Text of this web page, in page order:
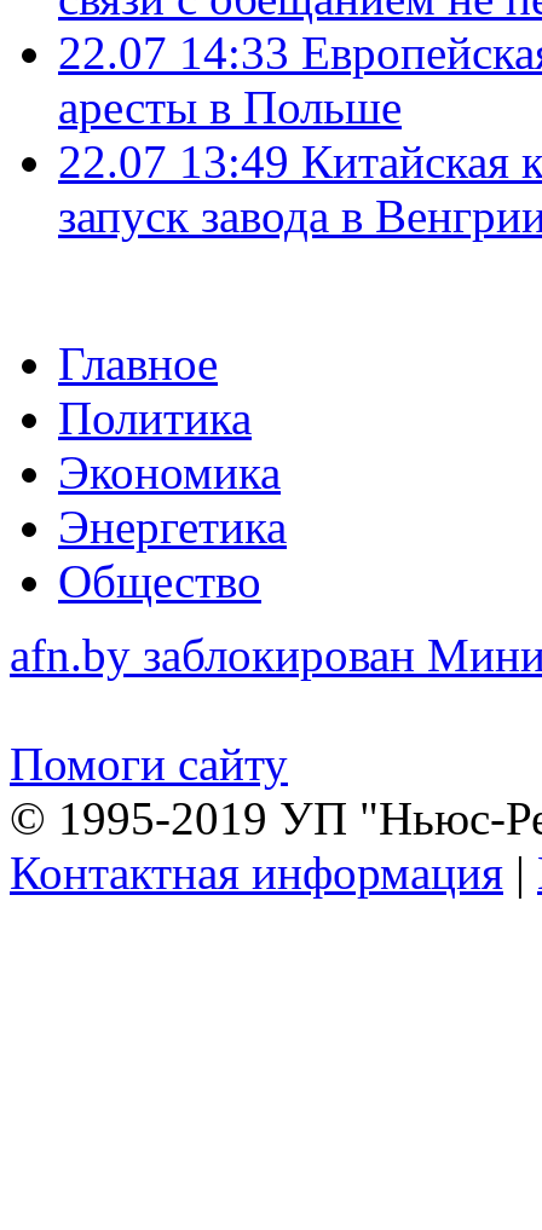
22.07 14:33
аресты в Польше
22.07 13:49 Китайская
запуск завода в
Главное
Политика
Экономика
Энергетика
Общество
afn.by заблокирован
Помоги сайту
© 1995-2019 УП "Ньюс-
Контактная информация |